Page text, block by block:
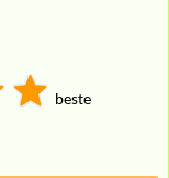
beste